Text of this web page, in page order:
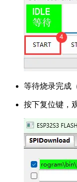
等待烧录完成
按下复位键，